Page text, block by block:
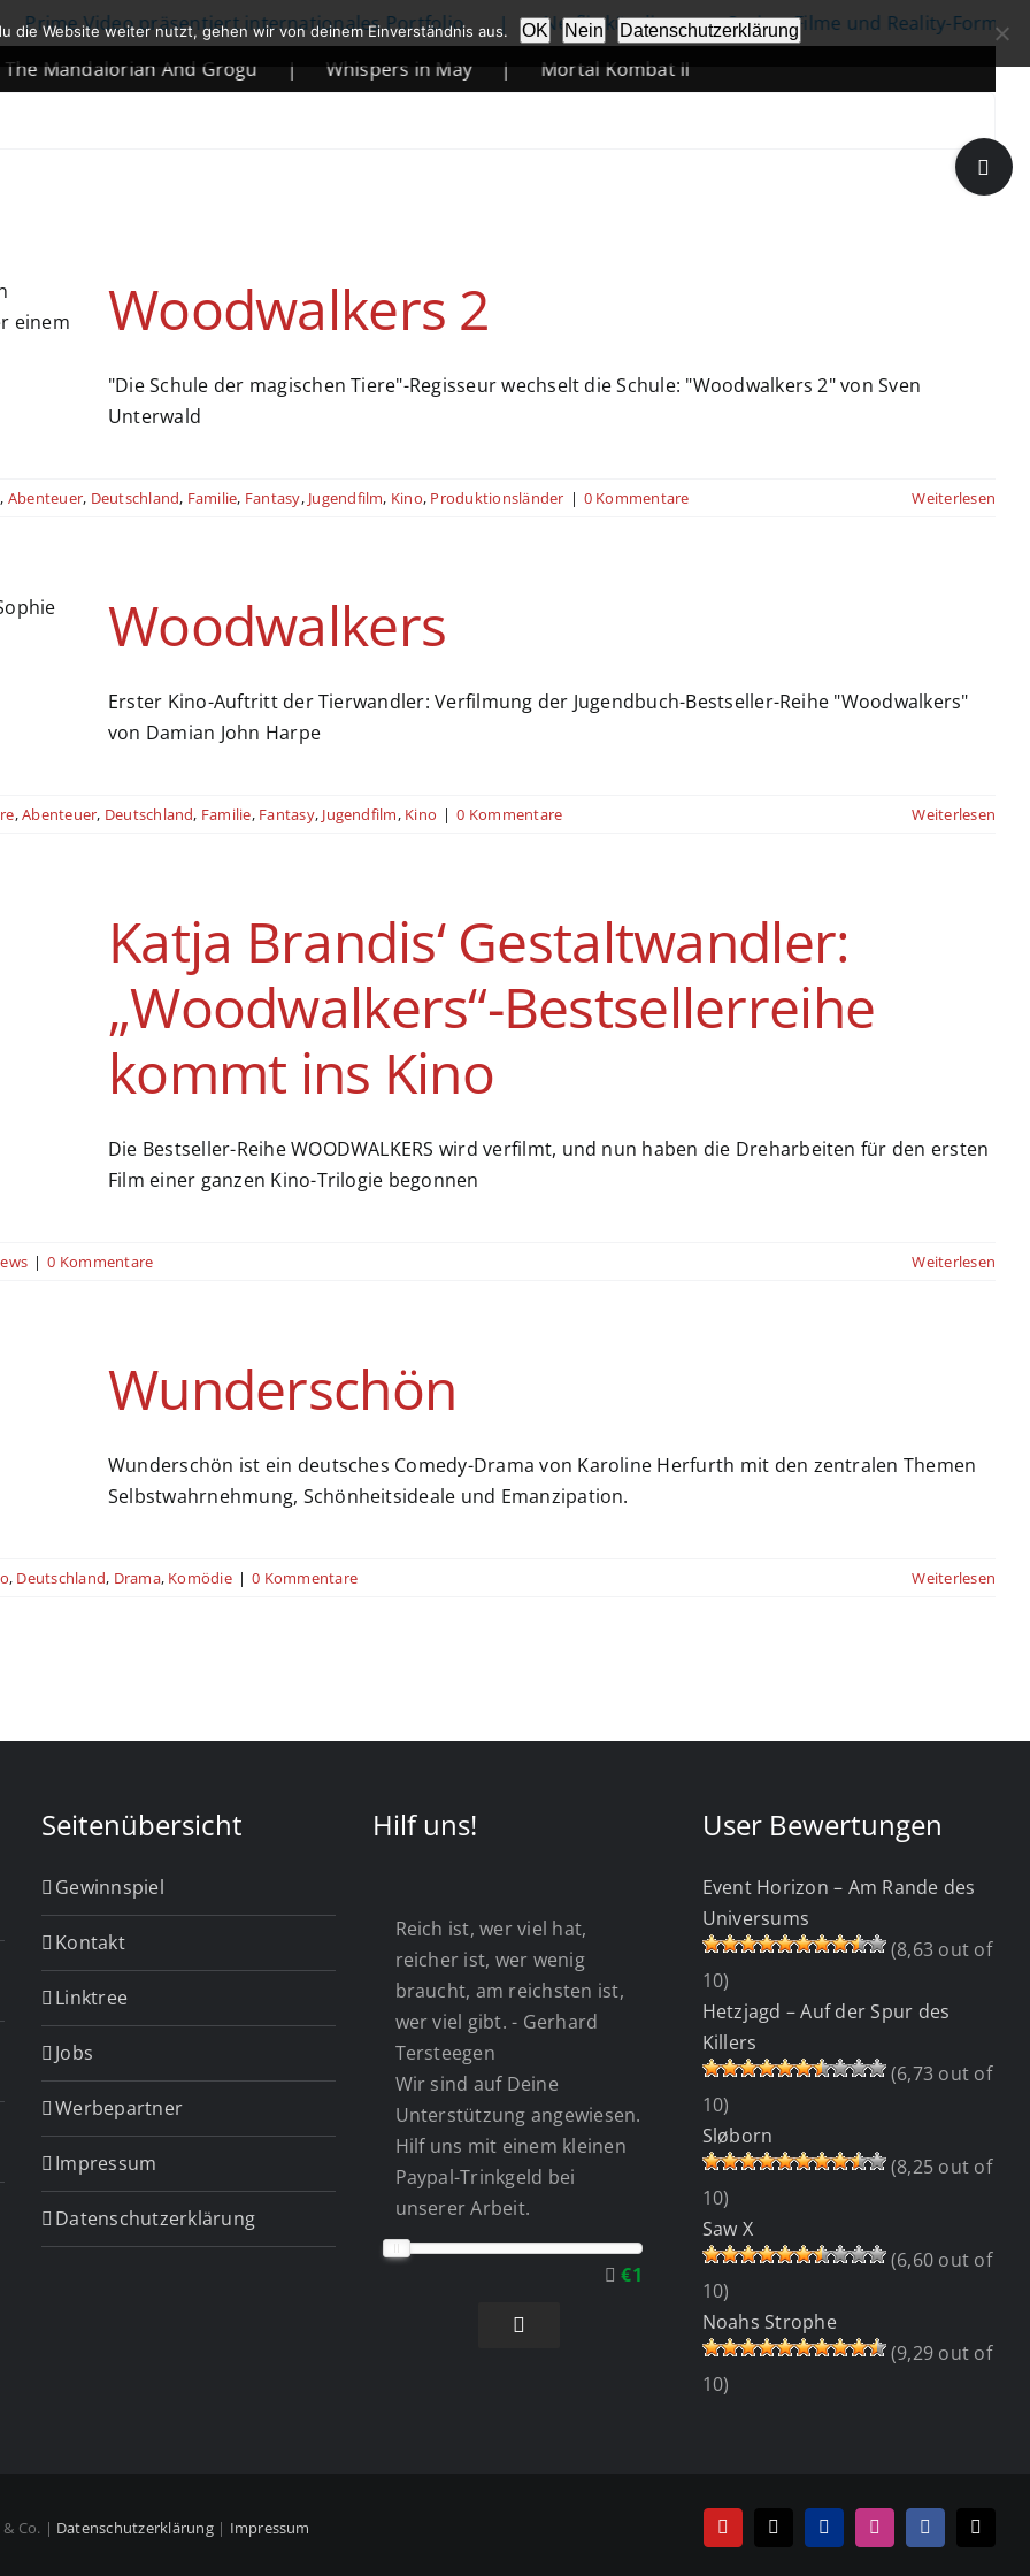
Video präsentiert internationales Portfolio |
Netflix kündigt neue Serien, Filme und Reality-Formate an
Mandalorian And Grogu | Whispers in May |
Mortal Kombat II
Woodwalkers 2
"Die Schule der magischen Tiere"-Regisseur wechselt die Schule: "Woodwalkers 2" von Sven
Unterwald
, Abenteuer, Deutschland, Familie, Fantasy, Jugendfilm, Kino, Produktionsländer | 0 Kommentare Weiterlesen
Woodwalkers
Erster Kino-Auftritt der Tierwandler: Verfilmung der Jugendbuch-Bestseller-Reihe "Woodwalkers"
von Damian John Harpe
,Abenteuer, Deutschland, Familie, Fantasy, Jugendfilm, Kino | 0 Kommentare Weiterlesen
Katja Brandis‘ Gestaltwandler:
„Woodwalkers“-Bestsellerreihe
kommt ins Kino
Die Bestseller-Reihe WOODWALKERS wird verfilmt, und nun haben die Dreharbeiten für den ersten
Film einer ganzen Kino-Trilogie begonnen
| 0 Kommentare Weiterlesen
Wunderschön
Wunderschön ist ein deutsches Comedy-Drama von Karoline Herfurth mit den zentralen Themen
Selbstwahrnehmung, Schönheitsideale und Emanzipation.
, Deutschland, Drama, Komödie | 0 Kommentare Weiterlesen
Seitenübersicht
Gewinnspiel
Kontakt
Linktree
Jobs
Werbepartner
Impressum
Datenschutzerklärung
Hilf uns!
Reich ist, wer viel hat,
reicher ist, wer wenig
braucht, am reichsten ist,
wer viel gibt. - Gerhard
Tersteegen
Wir sind auf Deine
Unterstützung angewiesen.
Hilf uns mit einem kleinen
Paypal-Trinkgeld bei
unserer Arbeit.
€1
User Bewertungen
Event Horizon – Am Rande des
Universums
(8,63 out of
10)
Hetzjagd – Auf der Spur des
Killers
(6,73 out of
10)
Sløborn
(8,25 out of
10)
Saw X
(6,60 out of
10)
Noahs Strophe
(9,29 out of
10)
Co. | Datenschutzerklärung| Impressum YouTubeTiktokPayPalInstagramFacebook
E-
Toggle
Sliding
die Website weiter nutzt, gehen wir von deinem Einverständnis aus. OK Nein Datenschutzerklärung